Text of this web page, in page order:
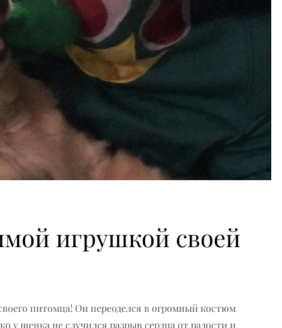
игрушкой своей
питомца! Он переоделся в огромный костюм
у щенка не случился разрыв сердца от радости и